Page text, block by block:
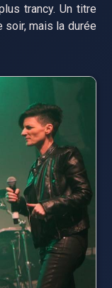
trancy. Un titre
soir, mais la durée